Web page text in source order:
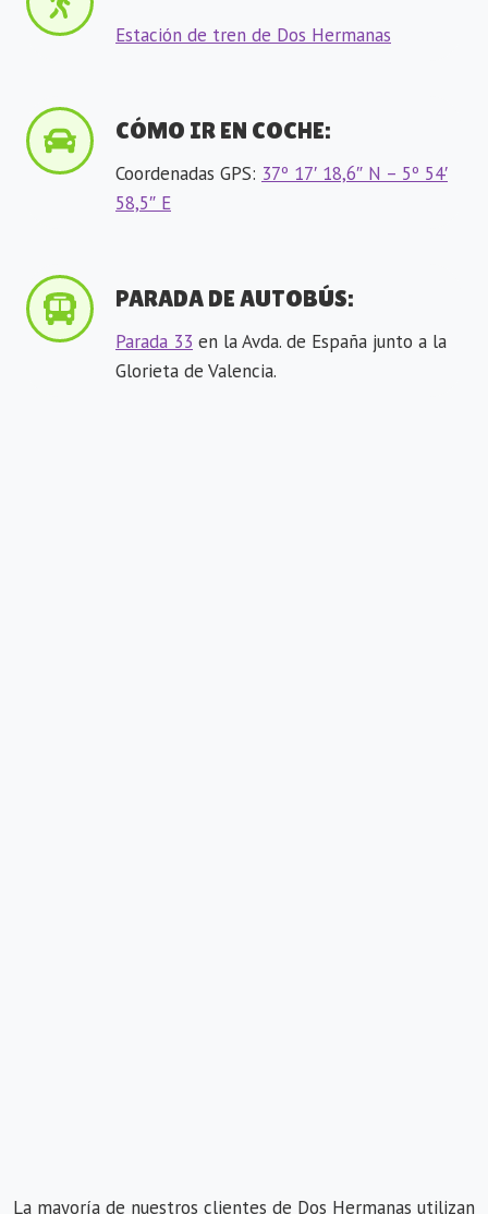
Estación de tren de Dos Hermanas
CÓMO IR EN COCHE:
Coordenadas GPS: 37º 17′ 18,6″ N – 5º 54′
58,5″ E
PARADA DE AUTOBÚS:
Parada 33 en la Avda. de España junto a la
Glorieta de Valencia.
La mayoría de nuestros clientes de Dos Hermanas utilizan